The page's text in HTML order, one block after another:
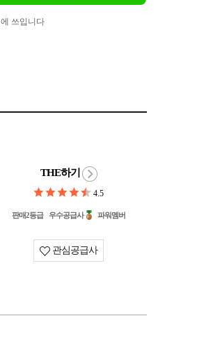
쓰입니다
THE하기
4.5
판매2등급 우수공급사 파워멤버
관심공급사